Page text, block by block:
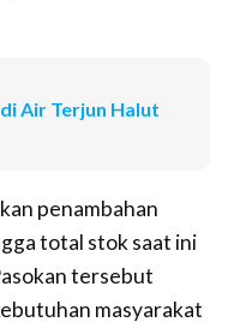
Air Terjun Halut
penambahan
total stok saat ini
tersebut
masyarakat